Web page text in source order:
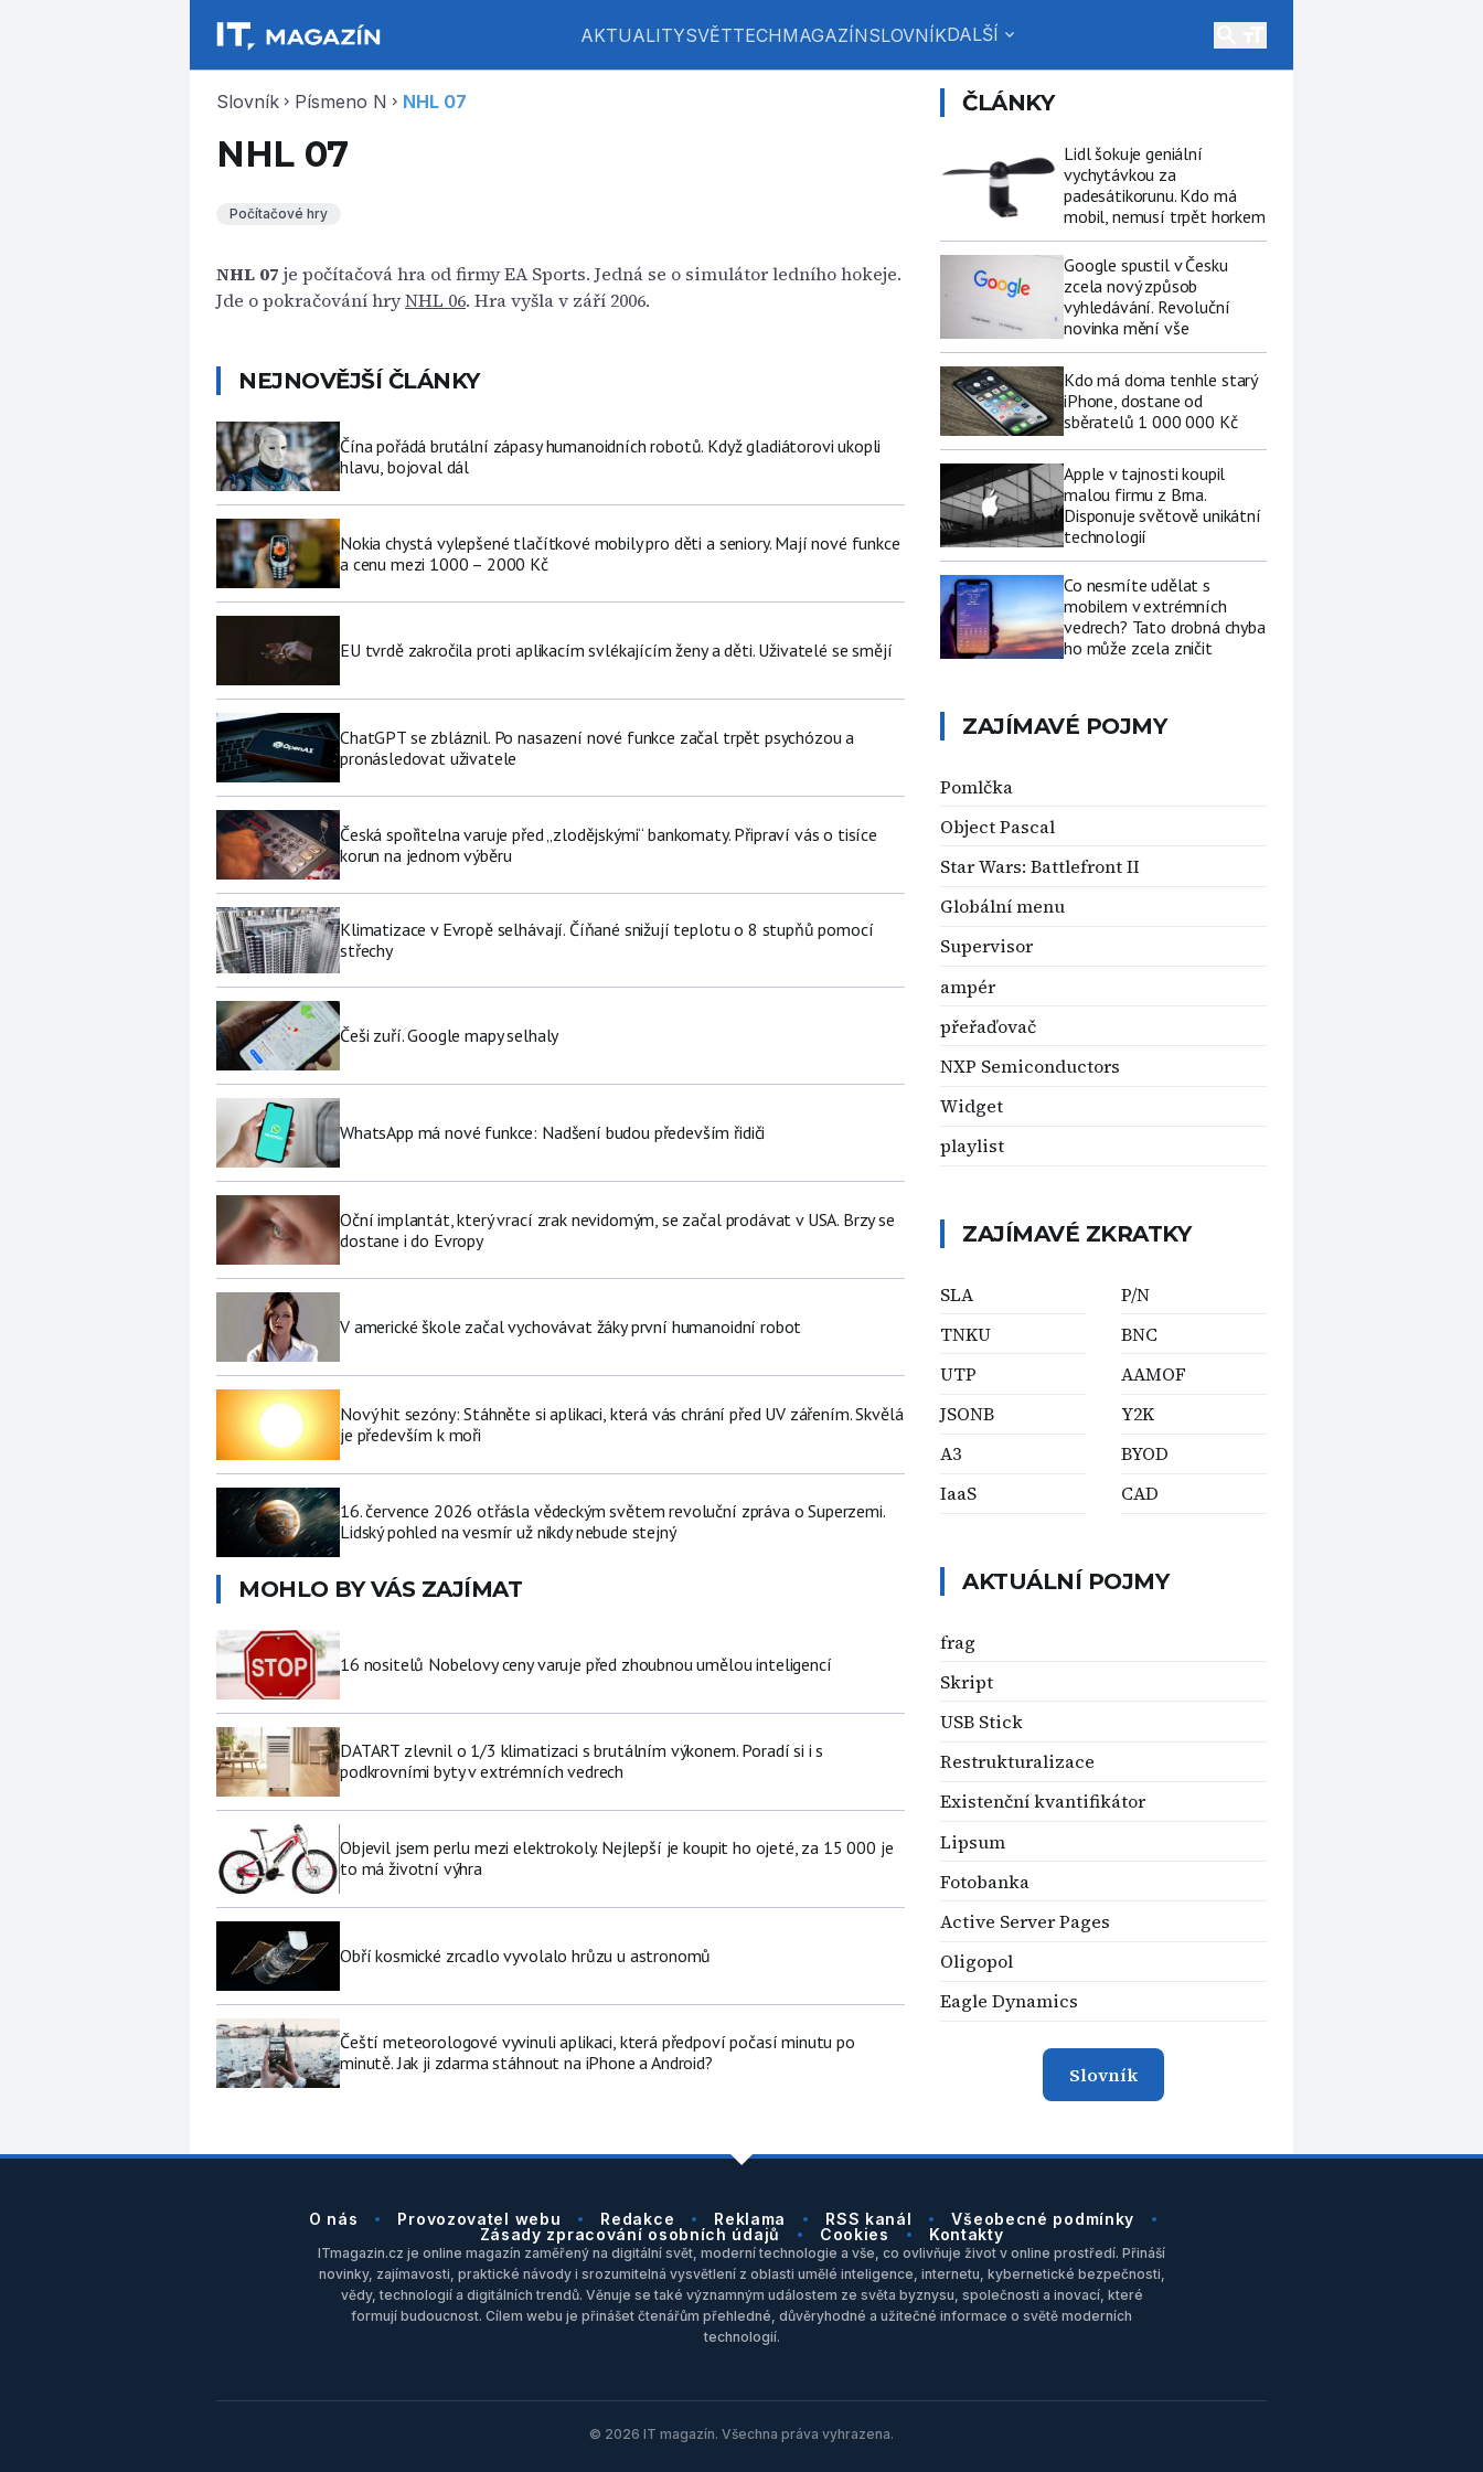
AKTUALITYSVĚTTECHMAGAZÍNSLOVNÍKDALŠÍ expand_more
Slovník chevron_right Písmeno N chevron_right NHL 07
NHL 07
Počítačové hry
NHL 07 je počítačová hra od firmy EA Sports. Jedná se o simulátor ledního hokeje.
Jde o pokračování hryNHL 06. Hra vyšla v září 2006.
NEJNOVĚJŠÍ ČLÁNKY
Čína pořádá brutální zápasy humanoidních robotů. Když gladiátorovi ukopli
hlavu, bojoval dál
Nokia chystá vylepšené tlačítkové mobily pro děti a seniory. Mají nové funkce
a cenu mezi 1000 – 2000 Kč
EU tvrdě zakročila proti aplikacím svlékajícím ženy a děti. Uživatelé se smějí
ChatGPT se zbláznil. Po nasazení nové funkce začal trpět psychózou a
pronásledovat uživatele
Česká spořitelna varuje před „zlodějskými“ bankomaty. Připraví vás o tisíce
korun na jednom výběru
Klimatizace v Evropě selhávají. Číňané snižují teplotu o 8 stupňů pomocí
střechy
Češi zuří. Google mapy selhaly
WhatsApp má nové funkce: Nadšení budou především řidiči
Oční implantát, který vrací zrak nevidomým, se začal prodávat v USA. Brzy se
dostane i do Evropy
V americké škole začal vychovávat žáky první humanoidní robot
Nový hit sezóny: Stáhněte si aplikaci, která vás chrání před UV zářením. Skvělá
je především k moři
16. července 2026 otřásla vědeckým světem revoluční zpráva o Superzemi.
Lidský pohled na vesmír už nikdy nebude stejný
MOHLO BY VÁS ZAJÍMAT
16 nositelů Nobelovy ceny varuje před zhoubnou umělou inteligencí
DATART zlevnil o 1/3 klimatizaci s brutálním výkonem. Poradí si i s
podkrovními byty v extrémních vedrech
Objevil jsem perlu mezi elektrokoly. Nejlepší je koupit ho ojeté, za 15 000 je
to má životní výhra
Obří kosmické zrcadlo vyvolalo hrůzu u astronomů
Čeští meteorologové vyvinuli aplikaci, která předpoví počasí minutu po
minutě. Jak ji zdarma stáhnout na iPhone a Android?
ČLÁNKY
Lidl šokuje geniální
vychytávkou za
padesátikorunu. Kdo má
mobil, nemusí trpět horkem
Google spustil v Česku
zcela nový způsob
vyhledávání. Revoluční
novinka mění vše
Kdo má doma tenhle starý
iPhone, dostane od
sběratelů 1 000 000 Kč
Apple v tajnosti koupil
malou firmu z Brna.
Disponuje světově unikátní
technologií
Co nesmíte udělat s
mobilem v extrémních
vedrech? Tato drobná chyba
ho může zcela zničit
ZAJÍMAVÉ POJMY
Pomlčka
Object Pascal
Star Wars: Battlefront II
Globální menu
Supervisor
ampér
přeřaďovač
NXP Semiconductors
Widget
playlist
ZAJÍMAVÉ ZKRATKY
SLA
TNKU
UTP
JSONB
A3
IaaS
P/N
BNC
AAMOF
Y2K
BYOD
CAD
AKTUÁLNÍ POJMY
frag
Skript
USB Stick
Restrukturalizace
Existenční kvantifikátor
Lipsum
Fotobanka
Active Server Pages
Oligopol
Eagle Dynamics
Slovník
O nás Provozovatel webu Redakce Reklama RSS kanál
Všeobecné podmínky
Zásady zpracování osobních údajů
Cookies Kontakty
ITmagazin.cz je online magazín zaměřený na digitální svět, moderní technologie a vše, co ovlivňuje život v online prostředí. Přináší
novinky, zajímavosti, praktické návody i srozumitelná vysvětlení z oblasti umělé inteligence, internetu, kybernetické bezpečnosti,
vědy, technologií a digitálních trendů. Věnuje se také významným událostem ze světa byznysu, společnosti a inovací, které
formují budoucnost. Cílem webu je přinášet čtenářům přehledné, důvěryhodné a užitečné informace o světě moderních
technologií.
© 2026 IT magazín. Všechna práva vyhrazena.